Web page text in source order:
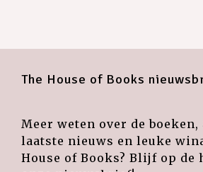
The House of Books
Meer weten over de
laatste nieuws en leuke
House of Books? Blijf op de